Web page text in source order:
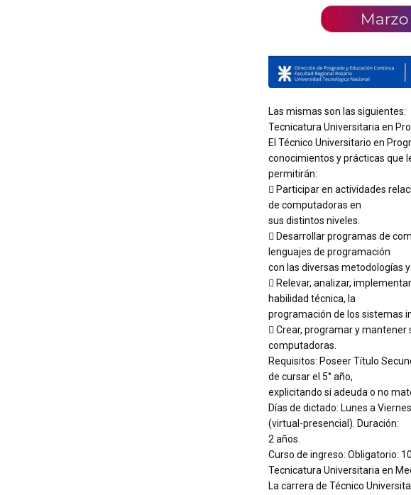
Las mismas son las siguientes:
Tecnicatura Universitaria en
El Técnico Universitario en
conocimientos y prácticas que
permitirán:
 Participar en actividades
de computadoras en
sus distintos niveles.
 Desarrollar programas de
lenguajes de programación
con las diversas metodologías y
 Relevar, analizar,
habilidad técnica, la
programación de los sistemas
 Crear, programar y
computadoras.
Requisitos: Poseer Título
de cursar el 5° año,
explicitando si adeuda o no
Días de dictado: Lunes a
(virtual-presencial). Duración:
2 años.
Curso de ingreso: Obligatorio:
Tecnicatura Universitaria en
La carrera de Técnico